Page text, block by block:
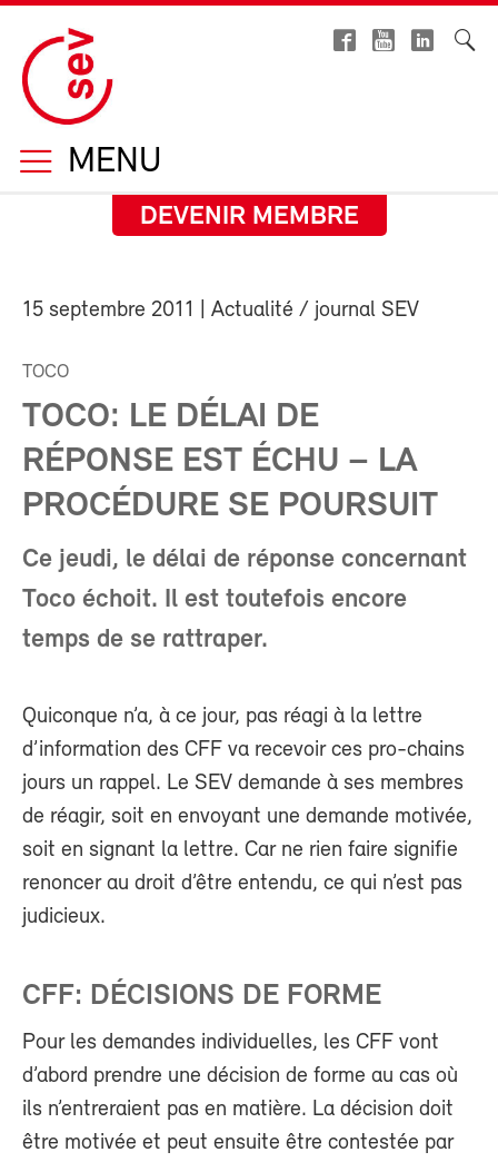
MENU
DEVENIR MEMBRE
15 septembre 2011 | Actualité / journal SEV
TOCO
TOCO: LE DÉLAI DE
RÉPONSE EST ÉCHU – LA
PROCÉDURE SE POURSUIT
Ce jeudi, le délai de réponse concernant
Toco échoit. Il est toutefois encore
temps de se rattraper.
Quiconque n’a, à ce jour, pas réagi à la lettre
d’information des CFF va recevoir ces pro-chains
jours un rappel. Le SEV demande à ses membres
de réagir, soit en envoyant une demande motivée,
soit en signant la lettre. Car ne rien faire signifie
renoncer au droit d’être entendu, ce qui n’est pas
judicieux.
CFF: DÉCISIONS DE FORME
Pour les demandes individuelles, les CFF vont
d’abord prendre une décision de forme au cas où
ils n’entreraient pas en matière. La décision doit
être motivée et peut ensuite être contestée par